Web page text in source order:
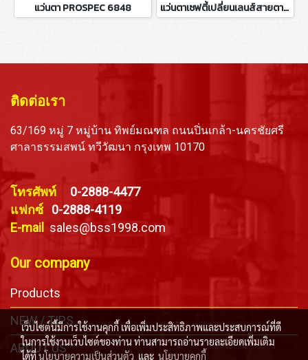
แว่นตา PROSPEC 6848 แว่นตาเซฟตี้เปลี่ยนเลนส์สายตา กรอบสีเทา P15011
ติดต่อเรา
63/169 หมู่ 7 หมู่บ้าน ทิพย์มณฑล ถนนปิ่นเกล้า-นครชัยศรี
ศาลาธรรมสพน์ ทวีวัฒนา กรุงเทพ 10170
โทรศัพท์ 0-2888-4477
แฟกซ์ 0-2888-4119
E-mail
sales@bss1998.com
Our company
Products
NEW / TIPS
ABOUT US
เว็บไซต์นี้มีการใช้งานคุกกี้ เพื่อเพิ่มประสิทธิภาพและประสบการณ์ที่ดี
ในการใช้งานเว็บไซต์ของท่าน ท่านสามารถอ่านรายละเอียดเพิ่มเติม
ได้ที่นโยบายความเป็นส่วนตัว และ นโยบายคุกกี้